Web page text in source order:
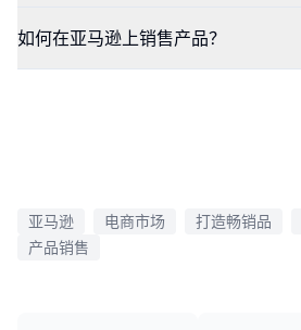
如何在亚马逊上销售产品？
亚马逊 电商市场 打造畅销品
产品销售